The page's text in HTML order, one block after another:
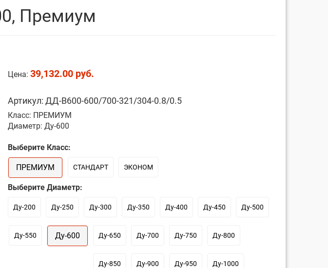
Премиум
Цена: 39,132.00 руб.
Артикул: ДД-В600-600/700-321/304-0.8/0.5
Класс: ПРЕМИУМ
Диаметр: Ду-600
Выберите Класс:
ПРЕМИУМ СТАНДАРТ ЭКОНОМ
Выберите Диаметр:
Ду-200 Ду-250 Ду-300 Ду-350 Ду-400 Ду-450 Ду-500
Ду-550 Ду-600 Ду-650 Ду-700 Ду-750 Ду-800
Ду-850 Ду-900 Ду-950 Ду-1000